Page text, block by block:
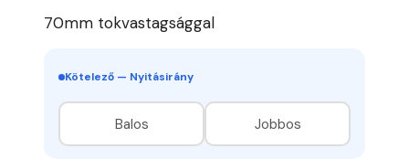
70mm tokvastagsággal
Kötelező — Nyitásirány
Balos Jobbos